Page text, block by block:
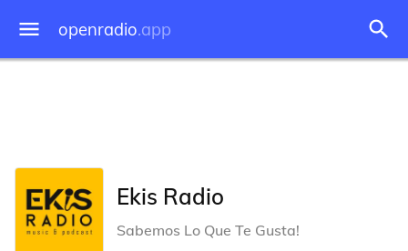
openradio.app
Ekis Radio
Sabemos Lo Que Te Gusta!